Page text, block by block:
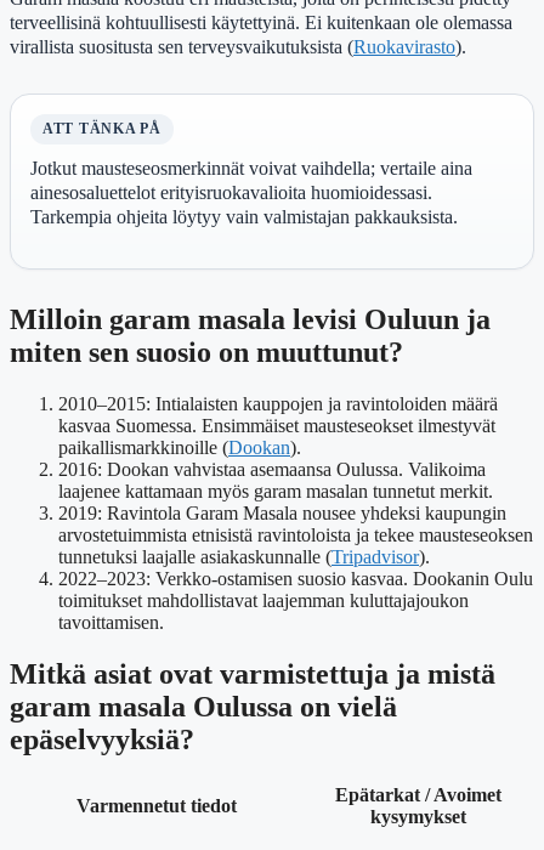
terveellisinä kohtuullisesti käytettyinä. Ei kuitenkaan ole olemassa
virallista suositusta sen terveysvaikutuksista (Ruokavirasto).
ATT TÄNKA PÅ
Jotkut mausteseosmerkinnät voivat vaihdella; vertaile aina
ainesosaluettelot erityisruokavalioita huomioidessasi.
Tarkempia ohjeita löytyy vain valmistajan pakkauksista.
Milloin garam masala levisi Ouluun ja
miten sen suosio on muuttunut?
2010–2015: Intialaisten kauppojen ja ravintoloiden määrä
kasvaa Suomessa. Ensimmäiset mausteseokset ilmestyvät
paikallismarkkinoille (Dookan).
2016: Dookan vahvistaa asemaansa Oulussa. Valikoima
laajenee kattamaan myös garam masalan tunnetut merkit.
2019: Ravintola Garam Masala nousee yhdeksi kaupungin
arvostetuimmista etnisistä ravintoloista ja tekee mausteseoksen
tunnetuksi laajalle asiakaskunnalle (Tripadvisor).
2022–2023: Verkko-ostamisen suosio kasvaa. Dookanin Oulu
toimitukset mahdollistavat laajemman kuluttajajoukon
tavoittamisen.
Mitkä asiat ovat varmistettuja ja mistä
garam masala Oulussa on vielä
epäselvyyksiä?
Varmennetut tiedot
Epätarkat / Avoimet
kysymykset